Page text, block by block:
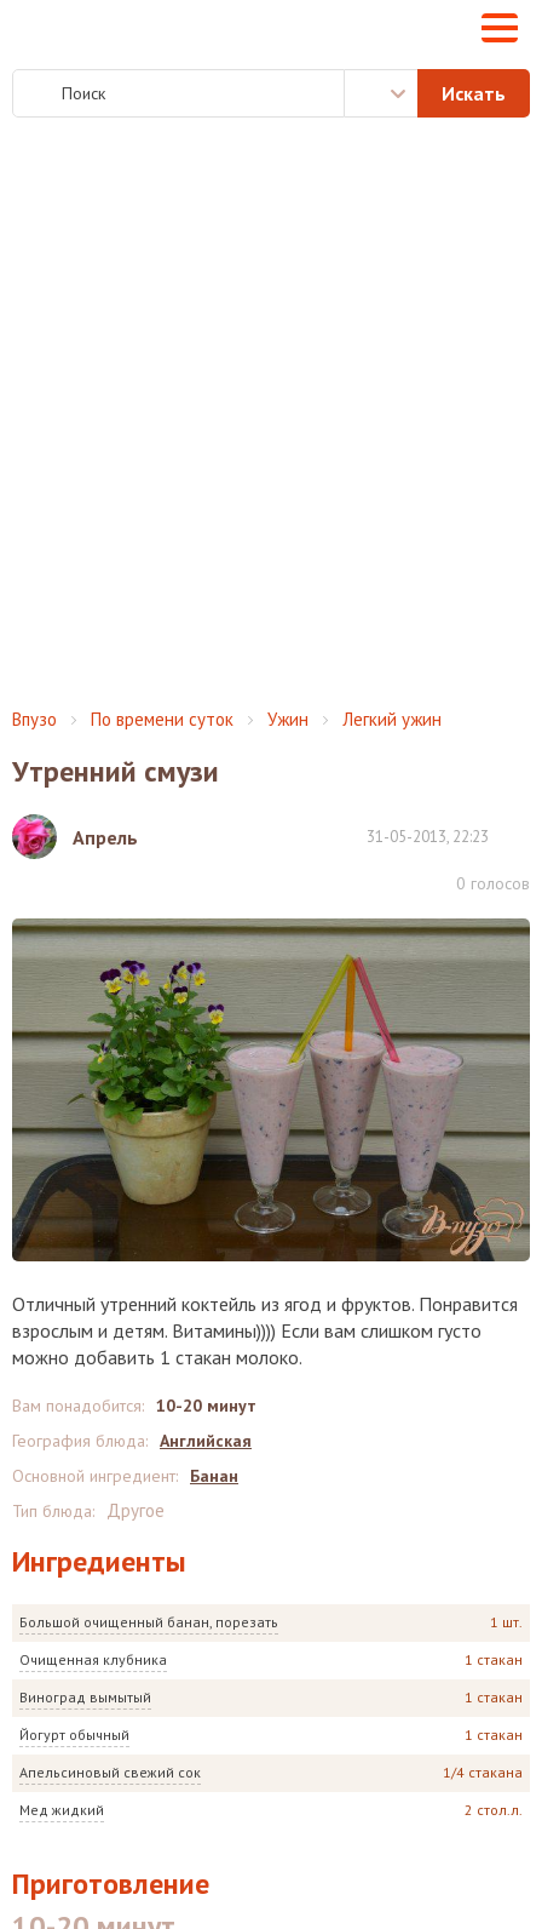
Впузо По времени суток Ужин Легкий ужин
Утренний смузи
Апрель 31-05-2013, 22:23
0 голосов
Отличный утренний коктейль из ягод и фруктов. Понравится
взрослым и детям. Витамины)))) Если вам слишком густо
можно добавить 1 стакан молоко.
Ингредиенты
Большой очищенный банан, порезать 1 шт.
Очищенная клубника 1 стакан
Виноград вымытый 1 стакан
Йогурт обычный 1 стакан
Апельсиновый свежий сок 1/4 стакана
Мед жидкий 2 стол.л.
Вам понадобится: 10-20 минут
География блюда: Английская
Основной ингредиент:
Банан
Тип блюда: Другое
Приготовление